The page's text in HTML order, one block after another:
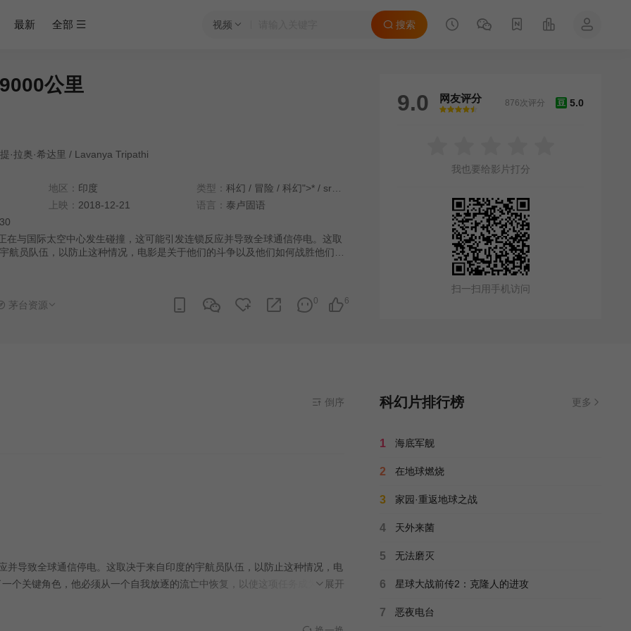
视频 搜索
最新 全部
公里
·拉奥·希达里 / Lavanya Tripathi
地区： 印度 类型： 科幻 / 冒险 / 科幻">* / src=https:
上映： 2018-12-21 语言： 泰卢固语
在与国际太空中心发生碰撞，这可能引发连锁反应并导致全球通信停电。这取
航员队伍，以防止这种情况，电影是关于他们的斗争以及他们如何战胜他们。
6
0
茅台资源
9.0 网友评分
很差
较差还行推荐力荐
豆 5.0
876次评分
我也要给影片打分
扫一扫用手机访问
倒序
导致全球通信停电。这取决于来自印度的宇航员队伍，以防止这种情况，电
个关键角色，他必须从一个自我放逐的流亡中恢复，以使这项任务成为可展开
科幻片排行榜 更多
1 海底军舰
2 在地球燃烧
3 家园·重返地球之战
4 天外来菌
5 无法磨灭
6 星球大战前传2：克隆人的进攻
7 恶夜电台